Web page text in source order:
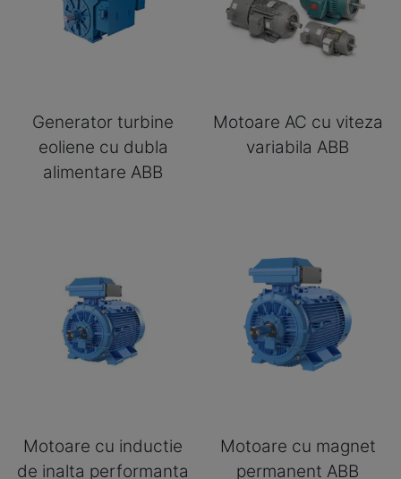
Generator turbine
eoliene cu dubla
alimentare ABB
Motoare AC cu viteza
variabila ABB
Motoare cu inductie
de inalta performanta
Motoare cu magnet
permanent ABB